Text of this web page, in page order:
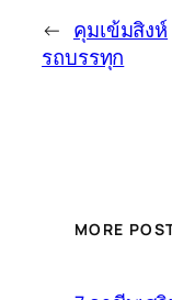
← คุมเข้มสิงห์
รถบรรทุก
MORE